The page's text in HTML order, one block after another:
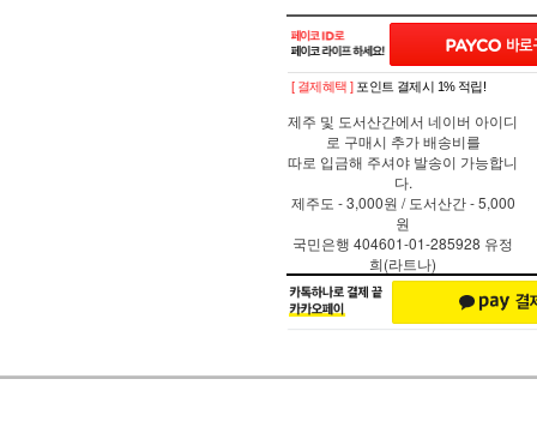
[ 결제혜택 ] 포인트 결제시 1% 적립!
제주 및 도서산간에서 네이버 아이디
로 구매시 추가 배송비를
따로 입금해 주셔야 발송이 가능합니
다.
제주도 - 3,000원 / 도서산간 - 5,000
원
국민은행 404601-01-285928 유정
희(라트나)